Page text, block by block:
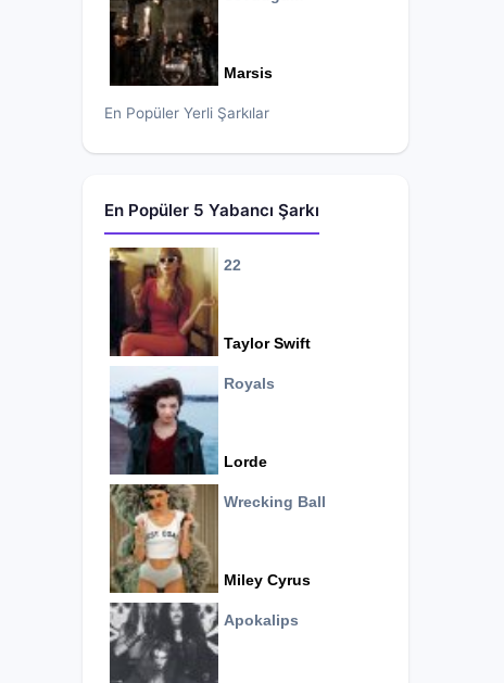
Marsis
En Popüler Yerli Şarkılar
En Popüler 5 Yabancı Şarkı
22
Taylor Swift
Royals
Lorde
Wrecking Ball
Miley Cyrus
Apokalips